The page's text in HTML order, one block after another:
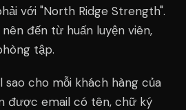
với "North Ridge Strength".
đến từ huấn luyện viên,
tập.
sao cho mỗi khách hàng của
được email có tên, chữ ký